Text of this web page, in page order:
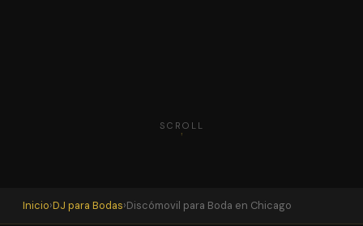
SCROLL
Inicio›DJ para Bodas›Discómovil para Boda en Chicago